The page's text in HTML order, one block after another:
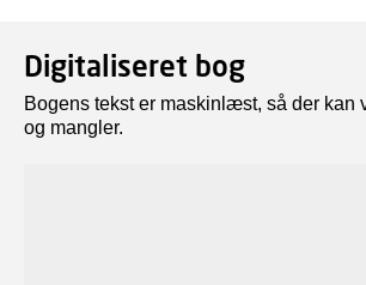
Digitaliseret bog
Bogens tekst er maskinlæst, så der kan
og mangler.